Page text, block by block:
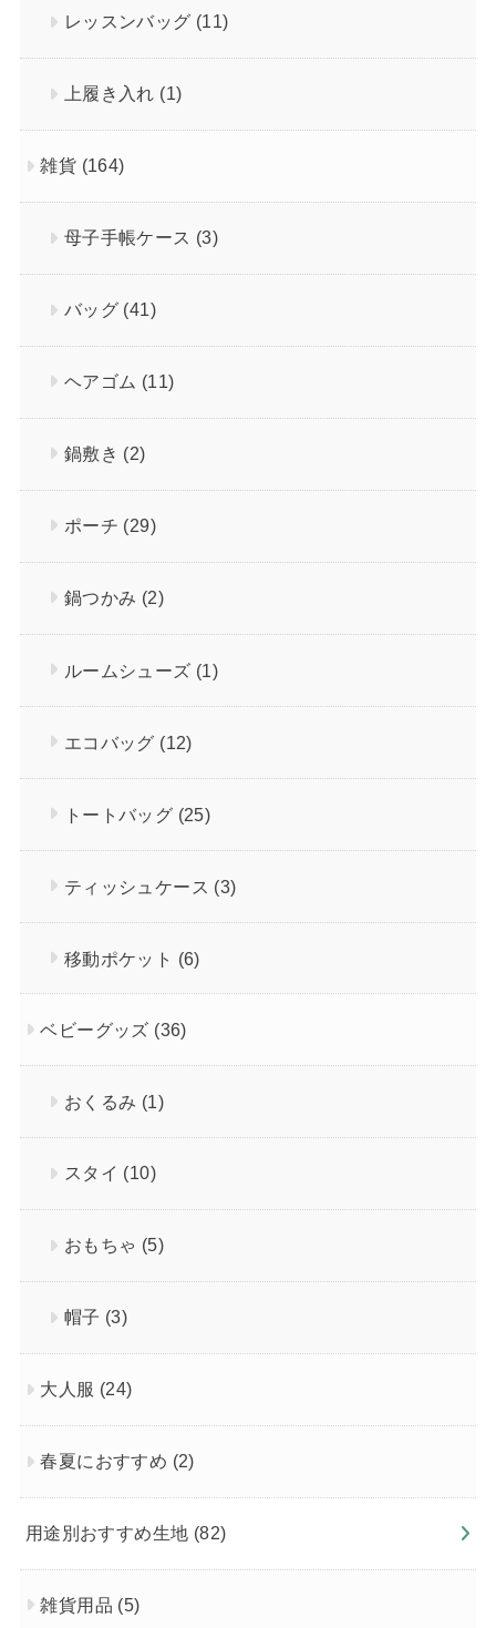
レッスンバッグ (11)
上履き入れ (1)
雑貨 (164)
母子手帳ケース (3)
バッグ (41)
ヘアゴム (11)
鍋敷き (2)
ポーチ (29)
鍋つかみ (2)
ルームシューズ (1)
エコバッグ (12)
トートバッグ (25)
ティッシュケース (3)
移動ポケット (6)
ベビーグッズ (36)
おくるみ (1)
スタイ (10)
おもちゃ (5)
帽子 (3)
大人服 (24)
春夏におすすめ (2)
用途別おすすめ生地 (82)
雑貨用品 (5)